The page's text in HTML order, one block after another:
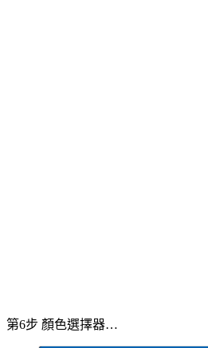
第6步 顏色選擇器…